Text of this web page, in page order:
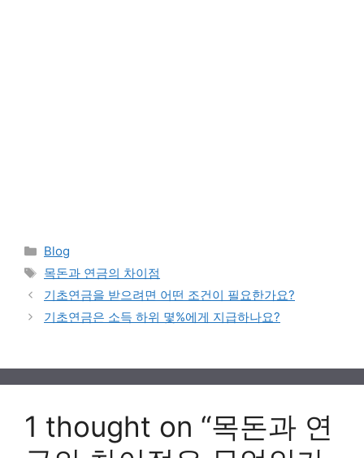
Categories
Blog
Tags
목돈과 연금의 차이점
기초연금을 받으려면 어떤 조건이 필요한가요?
기초연금은 소득 하위 몇%에게 지급하나요?
1 thought on “목돈과 연